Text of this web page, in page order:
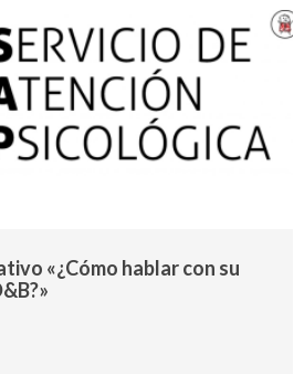
«¿Cómo hablar con su